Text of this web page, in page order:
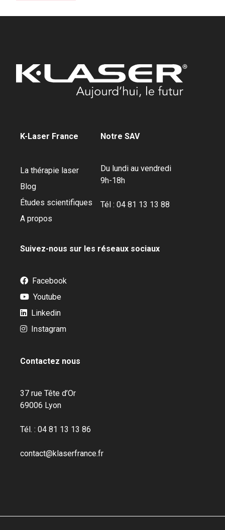
K-Laser France
La thérapie laser
Blog
Études scientifiques
A propos
Notre SAV
Du lundi au vendredi
9h-18h
Tél : 04 81 13 13 88
Suivez-nous sur les réseaux sociaux
Facebook
Youtube
Linkedin
Instagram
Contactez nous
37 rue Tête d’Or
69006 Lyon
Tél. : 04 81 13 13 86
contact@klaserfrance.fr